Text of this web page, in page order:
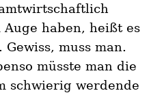
haben, heißt es
muss man.
müsste man die
schwierig werdende